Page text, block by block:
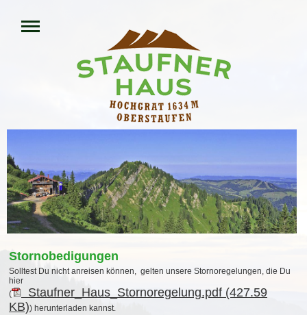
Stornobedigungen
Solltest Du nicht anreisen können, gelten unsere Stornoregelungen, die Du
hier
(
Staufner_Haus_Stornoregelung.pdf (427.59
KB)) herunterladen kannst.